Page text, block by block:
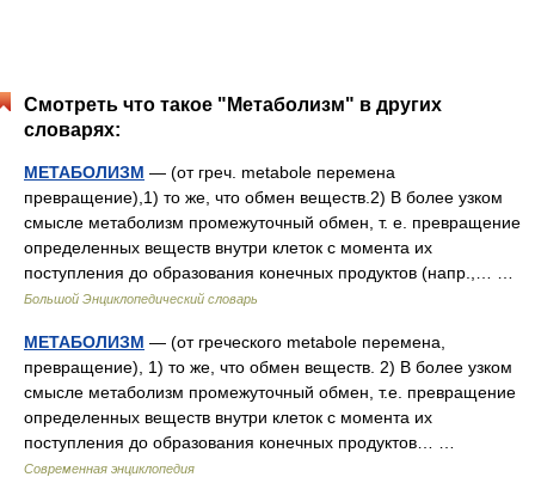
Смотреть что такое "Метаболизм" в других
словарях:
МЕТАБОЛИЗМ — (от греч. metabole перемена
превращение),1) то же, что обмен веществ.2) В более узком
смысле метаболизм промежуточный обмен, т. е. превращение
определенных веществ внутри клеток с момента их
поступления до образования конечных продуктов (напр.,… …
Большой Энциклопедический словарь
МЕТАБОЛИЗМ — (от греческого metabole перемена,
превращение), 1) то же, что обмен веществ. 2) В более узком
смысле метаболизм промежуточный обмен, т.е. превращение
определенных веществ внутри клеток с момента их
поступления до образования конечных продуктов… …
Современная энциклопедия